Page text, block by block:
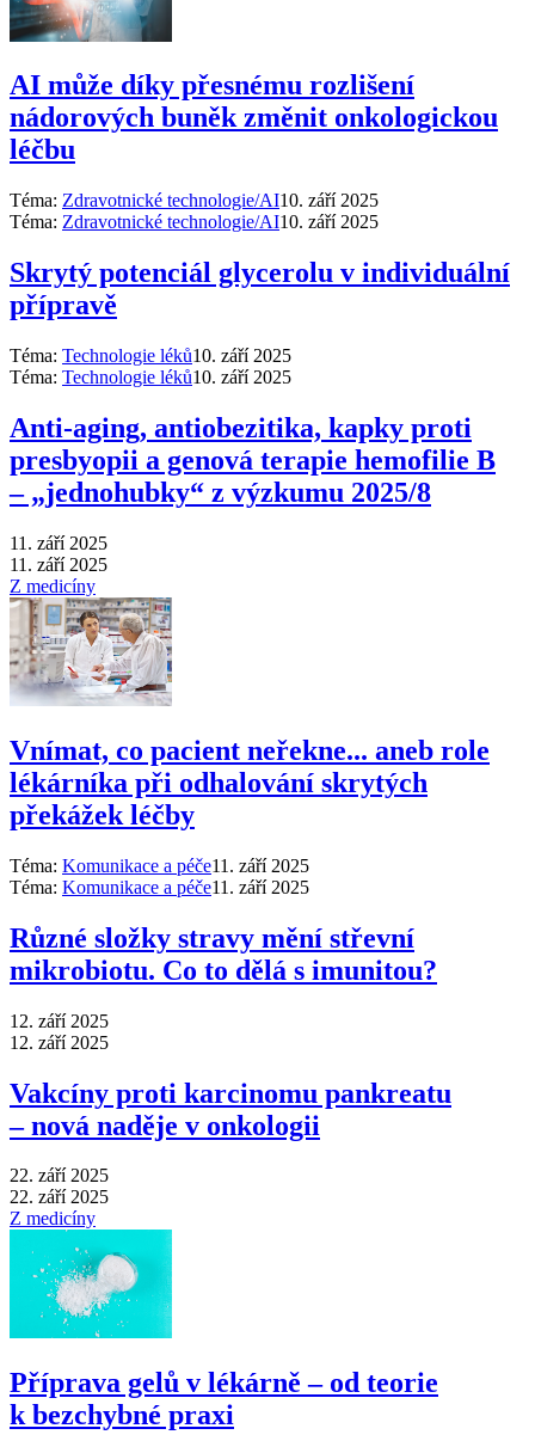
AI může díky přesnému rozlišení
nádorových buněk změnit onkologickou
léčbu
Téma: Zdravotnické technologie/AI10. září 2025
Téma: Zdravotnické technologie/AI10. září 2025
Skrytý potenciál glycerolu v individuální
přípravě
Téma: Technologie léků10. září 2025
Téma: Technologie léků10. září 2025
Anti‑aging, antiobezitika, kapky proti
presbyopii a genová terapie hemofilie B
–⁠ „jednohubky“ z výzkumu 2025/8
11. září 2025
11. září 2025
Z medicíny
Vnímat, co pacient neřekne... aneb role
lékárníka při odhalování skrytých
překážek léčby
Téma: Komunikace a péče11. září 2025
Téma: Komunikace a péče11. září 2025
Různé složky stravy mění střevní
mikrobiotu. Co to dělá s imunitou?
12. září 2025
12. září 2025
Vakcíny proti karcinomu pankreatu
–⁠ nová naděje v onkologii
22. září 2025
22. září 2025
Z medicíny
Příprava gelů v lékárně –⁠ od teorie
k bezchybné praxi